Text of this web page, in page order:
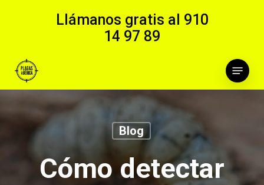
content
Llámanos gratis al 910
14 97 89
Menu
Blog
Cómo detectar